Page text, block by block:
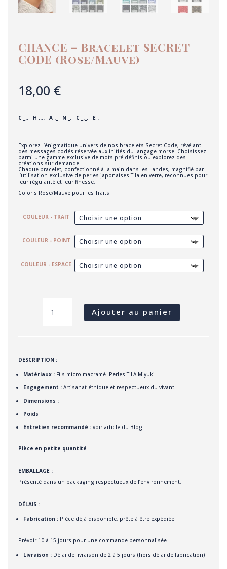
CHANCE – Bracelet SECRET
CODE (Rose/Mauve)
18,00 €
C _.. H …. A ._ N _. C _._. E .
Explorez l’énigmatique univers de nos bracelets Secret Code, révélant
des messages codés réservée aux initiés du langage morse. Choisissez
parmi une gamme exclusive de mots pré-définis ou explorez des
créations sur demande.
Chaque bracelet, confectionné à la main dans les Landes, magnifié par
l’utilisation exclusive de perles japonaises Tila en verre, reconnues pour
leur régularité et leur finesse.
Coloris Rose/Mauve pour les Traits
COULEUR - TRAIT
COULEUR - POINT
COULEUR - ESPACE
CHANCE Ajouter au panier
DESCRIPTION :
Matériaux : Fils micro-macramé. Perles TILA Miyuki.
Engagement : Artisanat éthique et respectueux du vivant.
Dimensions :
Poids :
Entretien recommandé : voir article du Blog
Pièce en petite quantité
EMBALLAGE :
Présenté dans un packaging respectueux de l’environnement.
DÉLAIS :
Fabrication : Pièce déjà disponible, prête à être expédiée.
Prévoir 10 à 15 jours pour une commande personnalisée.
Livraison : Délai de livraison de 2 à 5 jours (hors délai de fabrication)